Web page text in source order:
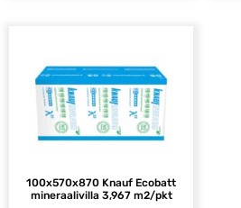
100x570x870 Knauf Ecobatt
mineraalivilla 3,967 m2/pkt